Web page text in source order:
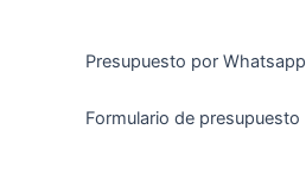
Presupuesto por Whatsapp
Formulario de presupuesto